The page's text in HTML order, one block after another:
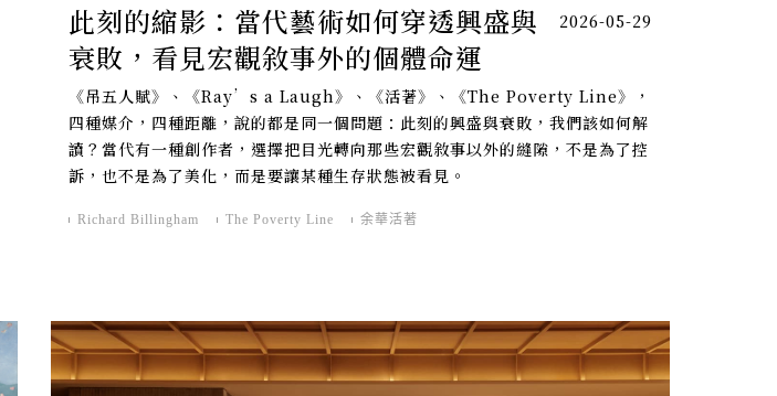
此刻的縮影：當代藝術如何穿透興盛與
衰敗，看見宏觀敘事外的個體命運
2026-05-29
《吊五人賦》、《Ray’s a Laugh》、《活著》、《The Poverty Line》，
四種媒介，四種距離，說的都是同一個問題：此刻的興盛與衰敗，我們該如何解
讀？當代有一種創作者，選擇把目光轉向那些宏觀敘事以外的縫隙，不是為了控
訴，也不是為了美化，而是要讓某種生存狀態被看見。
Richard Billingham The Poverty Line 余華活著